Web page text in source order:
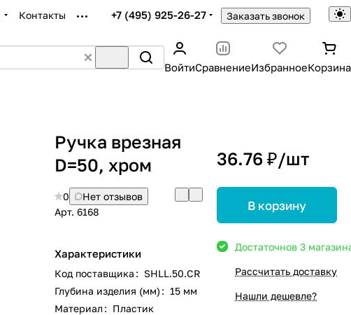
Контакты +7 (495) 925-26-27 Заказать звонок
ВойтиСравнениеИзбранноеКорзина
Ручка врезная
D=50, хром
0
Нет отзывов
Арт. 6168
Характеристики
Код поставщика : SHLL.50.CR
Глубина изделия (мм) : 15 мм
Материал : Пластик
36.76 ₽/шт
В корзину
Достаточнов 3
Рассчитать доставку
Нашли дешевле?